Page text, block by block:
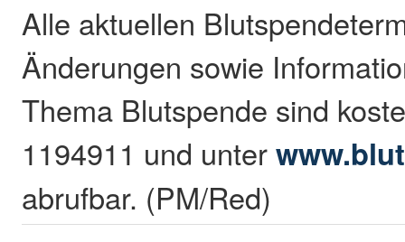
Alle aktuellen
Änderungen sowie
Thema Blutspende sind
1194911 und unter
abrufbar. (PM/Red)